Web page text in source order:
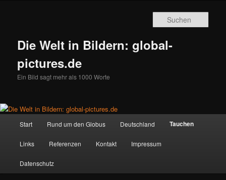
Die Welt in Bildern: global-
pictures.de
Ein Bild sagt mehr als 1000 Worte
Start Rund um den Globus Deutschland Tauchen
Links Referenzen Kontakt Impressum
Datenschutz